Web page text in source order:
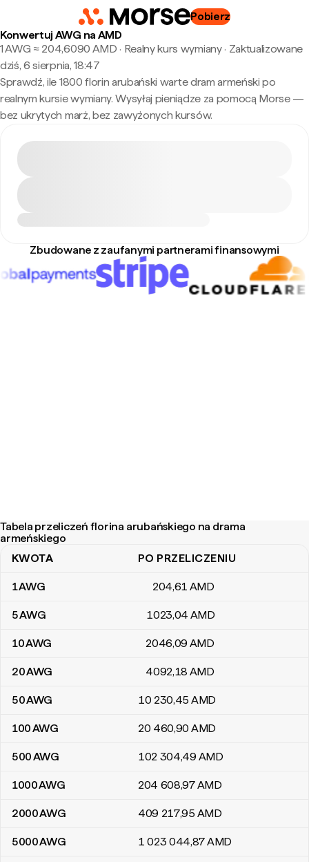
Pobierz
Konwertuj AWG na AMD
1 AWG ≈ 204,6090 AMD · Realny kurs wymiany· Zaktualizowane
dziś, 6 sierpnia, 18:47
Sprawdź, ile 1800 florin arubański warte dram armeński po
realnym kursie wymiany. Wysyłaj pieniądze za pomocą Morse —
bez ukrytych marż, bez zawyżonych kursów.
Zbudowane z zaufanymi partnerami finansowymi
Tabela przeliczeń florina arubańskiego na drama
armeńskiego
Tabela przeliczeń florina arubańskiego na drama armeńskiego
KWOTA PO PRZELICZENIU
1AWG 204,61 AMD
5AWG 1023,04 AMD
10AWG 2046,09 AMD
20AWG 4092,18 AMD
50AWG 10 230,45 AMD
100AWG 20 460,90 AMD
500AWG 102 304,49 AMD
1000AWG 204 608,97AMD
2000AWG 409 217,95 AMD
5000AWG 1 023 044,87AMD